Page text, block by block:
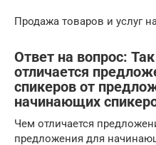
Продажа товаров и услуг
Ответ на вопрос:
отличается
спикеров от
начинающих
Чем отличается
предложения для